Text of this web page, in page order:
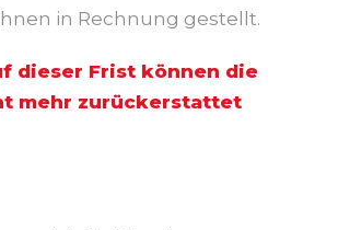
in Rechnung gestellt.
dieser Frist können die
mehr zurückerstattet